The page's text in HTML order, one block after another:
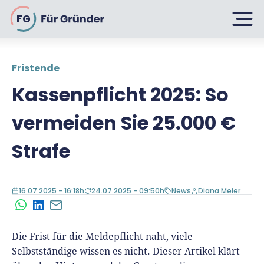
FG
Selbstständig machen
Über 500 Geschäftsideen
Geschäftsmodell entwickeln
Businessplan-Vorlage & Muster
Gründen
Firma gründen: 10 Tipps
Rechtsform wählen
UG gründen
GmbH gründen
Wachsen
6 Tipps zum Start
Finanzieren
Fristende
Kassenpflicht 2025: So
vermeiden Sie 25.000 €
Strafe
16.07.2025 - 16:18h 24.07.2025 - 09:50h News Diana Meier
WhatsApp
LinkedIn
E-Mail
Die Frist für die Meldepflicht naht, viele
Selbstständige wissen es nicht. Dieser Artikel klärt